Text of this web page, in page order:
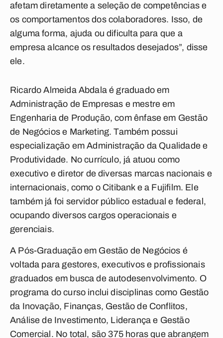
afetam diretamente a seleção de competências e
os comportamentos dos colaboradores. Isso, de
alguma forma, ajuda ou dificulta para que a
empresa alcance os resultados desejados”, disse
ele.
Ricardo Almeida Abdala é graduado em
Administração de Empresas e mestre em
Engenharia de Produção, com ênfase em Gestão
de Negócios e Marketing. Também possui
especialização em Administração da Qualidade e
Produtividade. No currículo, já atuou como
executivo e diretor de diversas marcas nacionais e
internacionais, como o Citibank e a Fujifilm. Ele
também já foi servidor público estadual e federal,
ocupando diversos cargos operacionais e
gerenciais.
A Pós-Graduação em Gestão de Negócios é
voltada para gestores, executivos e profissionais
graduados em busca de autodesenvolvimento. O
programa do curso inclui disciplinas como Gestão
da Inovação, Finanças, Gestão de Conflitos,
Análise de Investimento, Liderança e Gestão
Comercial. No total, são 375 horas que abrangem